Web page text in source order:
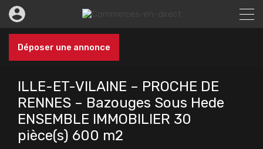
Déposer une annonce
ILLE-ET-VILAINE – PROCHE DE
RENNES – Bazouges Sous Hede
ENSEMBLE IMMOBILIER 30
pièce(s) 600 m2